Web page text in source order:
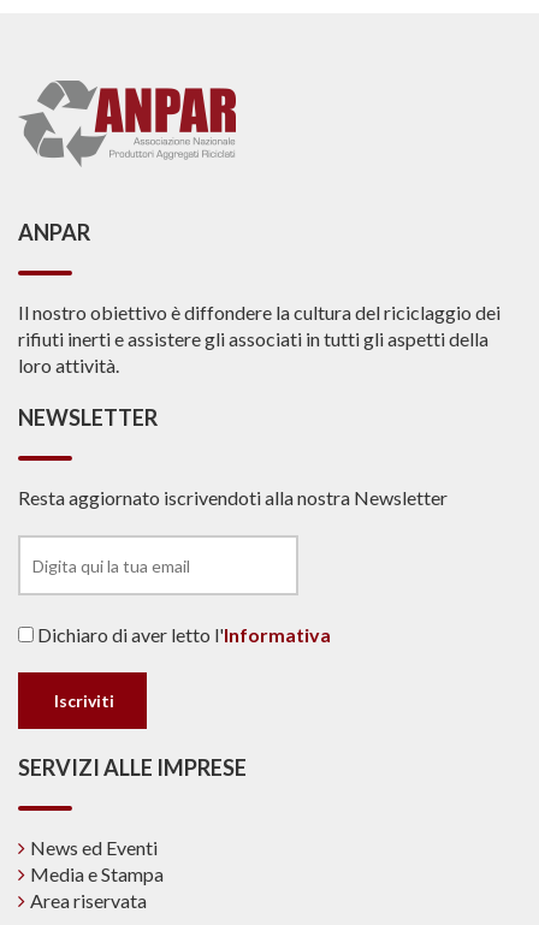
ANPAR
Il nostro obiettivo è diffondere la cultura del riciclaggio dei
rifiuti inerti e assistere gli associati in tutti gli aspetti della
loro attività.
NEWSLETTER
Resta aggiornato iscrivendoti alla nostra Newsletter
Dichiaro di aver letto l'Informativa
SERVIZI ALLE IMPRESE
News ed Eventi
Media e Stampa
Area riservata